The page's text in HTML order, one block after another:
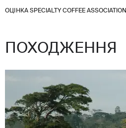
ОЦІНКА SPECIALTY COFFEE ASSOCIATION
ПОХОДЖЕННЯ